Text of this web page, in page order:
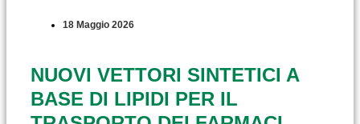
18 Maggio 2026
NUOVI VETTORI SINTETICI A
BASE DI LIPIDI PER IL